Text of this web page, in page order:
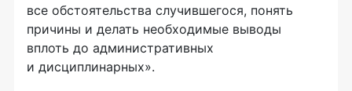
все обстоятельства случившегося, понять
причины и делать необходимые выводы
вплоть до административных
и дисциплинарных».